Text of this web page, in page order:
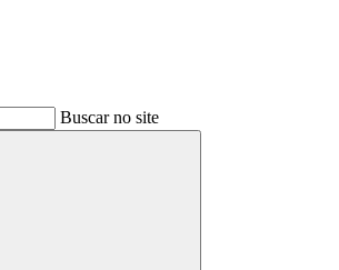
Buscar no site